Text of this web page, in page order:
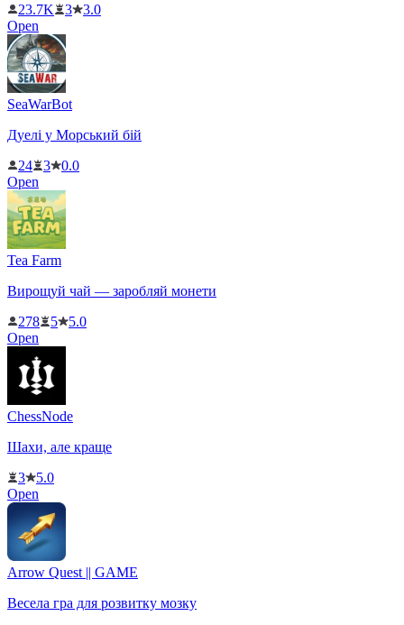
23.7K
3
3.0
Open
SeaWarBot
Дуелі у Морський бій
24
3
0.0
Open
Tea Farm
Вирощуй чай — заробляй монети
278
5
5.0
Open
ChessNode
Шахи, але краще
3
5.0
Open
Arrow Quest || GAME
Весела гра для розвитку мозку